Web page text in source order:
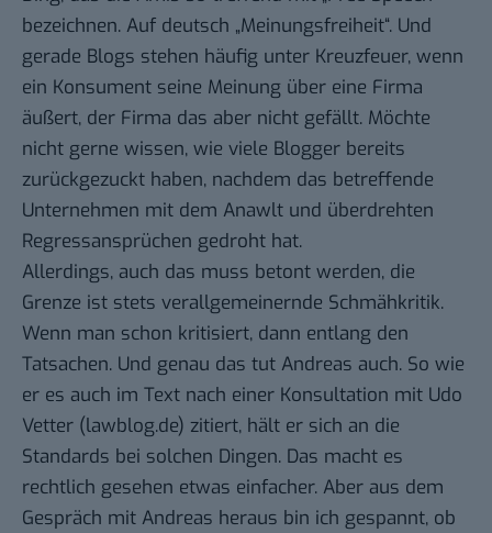
bezeichnen. Auf deutsch „Meinungsfreiheit“. Und
gerade Blogs stehen häufig unter Kreuzfeuer, wenn
ein Konsument seine Meinung über eine Firma
äußert, der Firma das aber nicht gefällt. Möchte
nicht gerne wissen, wie viele Blogger bereits
zurückgezuckt haben, nachdem das betreffende
Unternehmen mit dem Anawlt und überdrehten
Regressansprüchen gedroht hat.
Allerdings, auch das muss betont werden, die
Grenze ist stets verallgemeinernde Schmähkritik.
Wenn man schon kritisiert, dann entlang den
Tatsachen. Und genau das tut Andreas auch. So wie
er es auch im Text nach einer Konsultation mit Udo
Vetter (lawblog.de) zitiert, hält er sich an die
Standards bei solchen Dingen. Das macht es
rechtlich gesehen etwas einfacher. Aber aus dem
Gespräch mit Andreas heraus bin ich gespannt, ob